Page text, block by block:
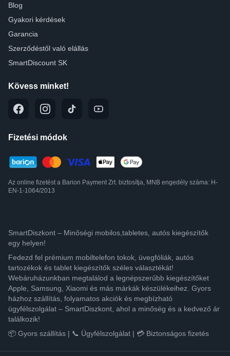
Blog
Gyakori kérdések
Garancia
Szerződéstől való elállás
SmartDiscount SK
Kövess minket!
Fizetési módok
Az online fizetést a Barion Payment Zrt. biztosítja, MNB engedély száma: H-
EN-1-1064/2013
SmartDiszkont – Minőségi mobilos,tabletes, autós kiegészítők
egy helyen!
Fedezd fel prémium mobiltelefon tokok, üvegfóliák, autós
tartozékok és tablet kiegészítők széles választékát!
Webáruházunkban megtalálod a legnépszerűbb kiegészítőket
Apple, Samsung, Xiaomi és más márkák készülékeihez. Gyors
házhoz szállítás, folyamatos akciók és megbízható
ügyfélszolgálat – SmartDiszkont, ahol a minőség és a kedvező ár
találkozik!
📦 Gyors szállítás | 📞 Ügyfélszolgálat | 💳 Biztonságos fizetés